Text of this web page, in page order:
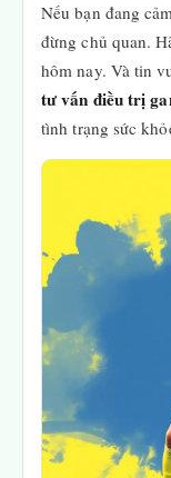
Nếu bạn đang
đừng chủ quan.
hôm nay. Và tin
tư vấn điều trị
tình trạng sức